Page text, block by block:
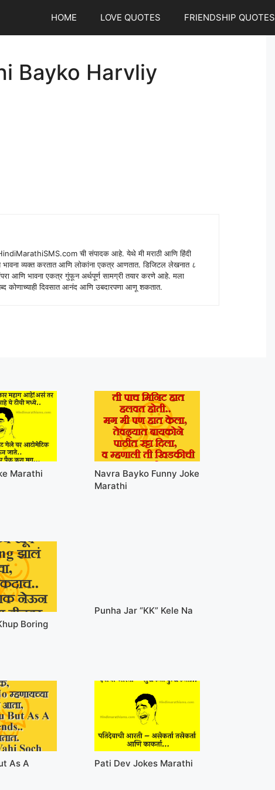
HOME LOVE QUOTES FRIENDSHIP QUOTES
Bayko Harvliy
ची संपादक आहे. येथे मी मराठी आणि हिंदी
व्यक्त करतात आणि लोकांना एकत्र आणतात. डिजिटल लेखनात ८
आणि भावना एकत्र गुंफून अर्थपूर्ण सामग्री तयार करणे आहे. मला
कोणाच्याही दिवसात आनंद आणि उबदारपणा आणू शकतात.
Marathi
Navra Bayko Funny Joke
Marathi
Boring
Punha Jar “KK” Kele Na
As A
Pati Dev Jokes Marathi